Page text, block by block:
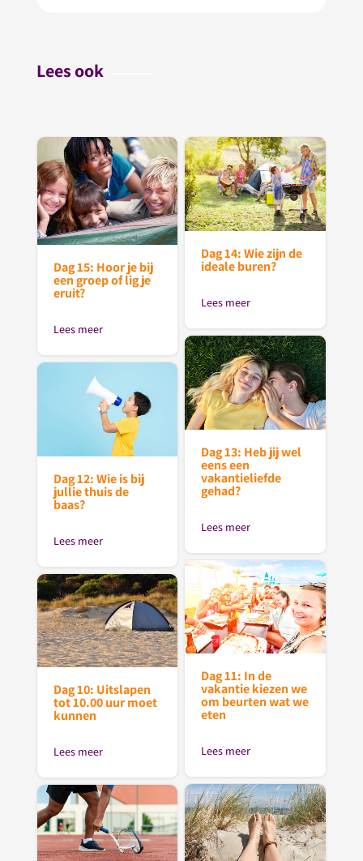
Lees ook
Dag 15: Hoor je bij
een groep of lig je
eruit?
Lees meer
Dag 14: Wie zijn de
ideale buren?
Lees meer
Dag 13: Heb jij wel
eens een
vakantieliefde
gehad?
Lees meer
Dag 12: Wie is bij
jullie thuis de
baas?
Lees meer
Dag 11: In de
vakantie kiezen we
om beurten wat we
eten
Lees meer
Dag 10: Uitslapen
tot 10.00 uur moet
kunnen
Lees meer